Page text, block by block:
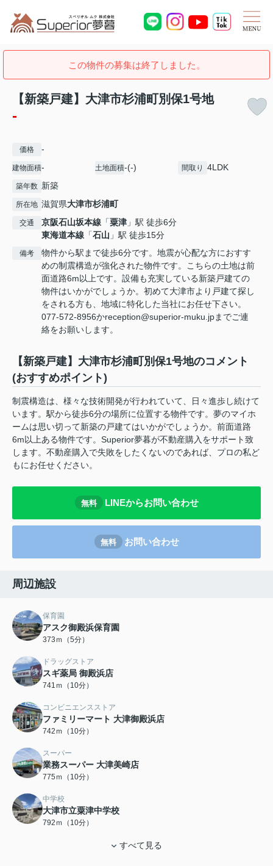
この物件の募集は終了しました。
【新築戸建】大津市杉浦町別保1号地
-
価格 -
建物面積- 土地面積-(-) 間取り 4LDK
築年数 新築
所在地 滋賀県大津市杉浦町
交通 京阪石山坂本線 「粟津 」駅 徒歩6分
東海道本線 「石山 」駅 徒歩15分
備考
物件から駅まで徒歩6分です。地震が心配な方におすす
めの制震構造が強化された物件です。こちらの土地は前
面道路6m以上です。設備も充実している新築戸建ての
物件はいかがでしょうか。初めて大津市より戸建て探し
をされる方も、地域に特化した当社にお任せ下さい。
077-572-8956かreception@superior-muku.jpまでご連
絡をお願いします。
【新築戸建】大津市杉浦町別保1号地のコメント
(おすすめポイント)
制震構造は、様々な技術開発が行われていて、日々進歩し続けて
います。駅から徒歩6分の場所に位置する物件です。夢のマイホ
ームは思い切って新築の戸建てはいかがでしょうか。前面道路
6m以上ある物件です。Superior夢暮が不動産購入をサポート致
します。不動産購入で失敗をしたくないのであれば、プロの私ど
もにお任せください。
無料 LINEからお問い合わせ
無料 お問い合わせ
周辺施設
保育園
アスク御殿浜保育園
373ｍ（5分）
ドラッグストア
スギ薬局 御殿浜店
741ｍ（10分）
コンビニエンスストア
ファミリーマート 大津御殿浜店
742ｍ（10分）
スーパー
業務スーパー 大津美崎店
775ｍ（10分）
中学校
大津市立粟津中学校
792ｍ（10分）
すべて見る